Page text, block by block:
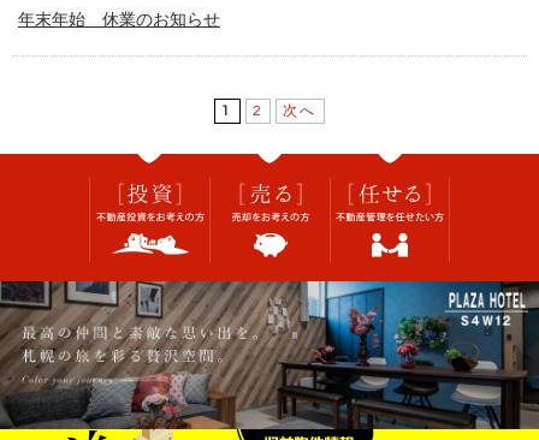
年末年始 休業のお知らせ
1 2 次へ